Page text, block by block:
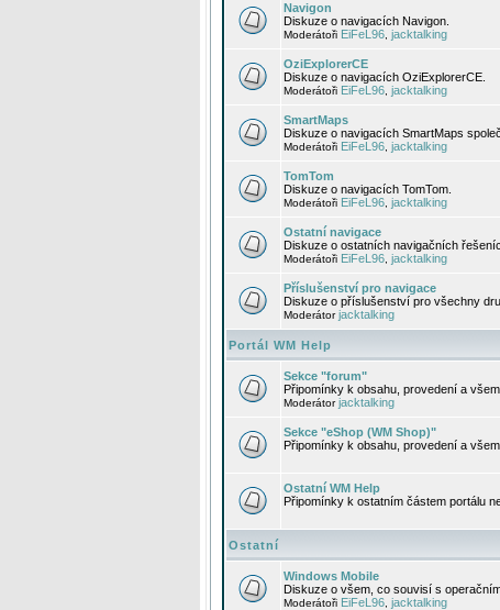
Navigon
Diskuze o navigacích Navigon.
Moderátoři EiFeL96 jacktalking
OziExplorerCE
Diskuze o navigacích OziExplorerCE.
Moderátoři EiFeL96 jacktalking
SmartMaps
Diskuze o navigacích SmartMaps
Moderátoři EiFeL96 jacktalking
TomTom
Diskuze o navigacích TomTom.
Moderátoři EiFeL96 jacktalking
Ostatní navigace
Diskuze o ostatních navigačních
Moderátoři EiFeL96 jacktalking
Příslušenství pro navigace
Diskuze o příslušenství pro všechny
Moderátorjacktalking
Portál WM Help
Sekce "forum"
Připomínky k obsahu, provedení a
Moderátorjacktalking
Sekce "eShop (WM Shop)"
Připomínky k obsahu, provedení a
Ostatní WM Help
Připomínky k ostatním částem portálu
Ostatní
Windows Mobile
Diskuze o všem, co souvisí s
Moderátoři EiFeL96 jacktalking